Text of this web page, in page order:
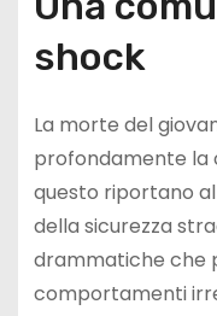
shock
La morte del
profondamente la
questo riportano
della sicurezza
drammatiche che
comportamenti